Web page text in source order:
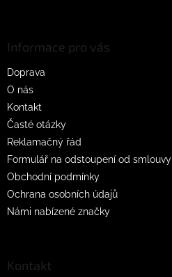
Informace pro vás
Doprava
O nás
Kontakt
Časté otázky
Reklamačný řád
Formulář na odstoupení od smlouvy
Obchodní podmínky
Ochrana osobních údajů
Námi nabízené značky
Kontakt